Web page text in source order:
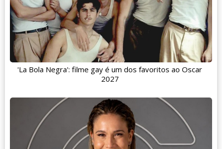
'La Bola Negra': filme gay é um dos favoritos ao Oscar
2027